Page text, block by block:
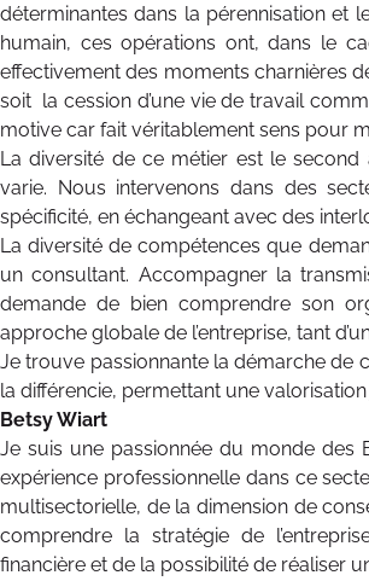
déterminantes dans la pérennisation et
humain, ces opérations ont, dans le
effectivement des moments charnières
soit la cession d’une vie de travail
motive car fait véritablement sens pour
La diversité de ce métier est le second
varie. Nous intervenons dans des
spécificité, en échangeant avec des
La diversité de compétences que
un consultant. Accompagner la
demande de bien comprendre son
approche globale de l’entreprise, tant
Je trouve passionnante la démarche
la différencie, permettant une
Betsy Wiart
Je suis une passionnée du monde des
expérience professionnelle dans ce
multisectorielle, de la dimension de
comprendre la stratégie de
financière et de la possibilité de réaliser